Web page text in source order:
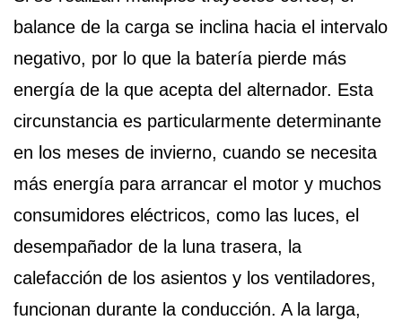
balance de la carga se inclina hacia el intervalo
negativo, por lo que la batería pierde más
energía de la que acepta del alternador. Esta
circunstancia es particularmente determinante
en los meses de invierno, cuando se necesita
más energía para arrancar el motor y muchos
consumidores eléctricos, como las luces, el
desempañador de la luna trasera, la
calefacción de los asientos y los ventiladores,
funcionan durante la conducción. A la larga,